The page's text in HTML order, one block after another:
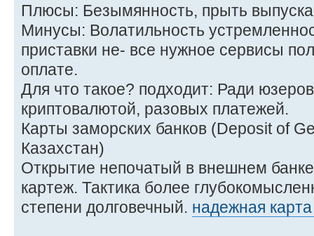
Плюсы: Безымянность, прыть
Минусы: Волатильность
приставки не- все нужное сервисы
оплате.
Для что такое? подходит: Ради
криптовалютой, разовых платежей.
Карты заморских банков (Deposit of
Казахстан)
Открытие непочатый в внешнем
картеж. Тактика более
степени долговечный. надежная